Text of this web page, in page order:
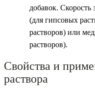
добавок. Скорость
(для гипсовых
растворов) или
растворов).
Свойства и
раствора